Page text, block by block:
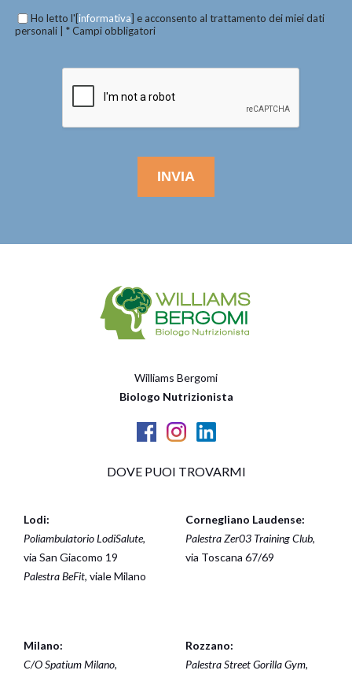
Ho letto l'[informativa] e acconsento al trattamento dei miei dati
personali | * Campi obbligatori
Williams Bergomi
Biologo Nutrizionista
DOVE PUOI TROVARMI
Lodi:
Poliambulatorio LodiSalute,
via San Giacomo 19
Palestra BeFit, viale Milano
Cornegliano Laudense:
Palestra Zer03 Training Club,
via Toscana 67/69
Milano:
C/O Spatium Milano,
Rozzano:
Palestra Street Gorilla Gym,